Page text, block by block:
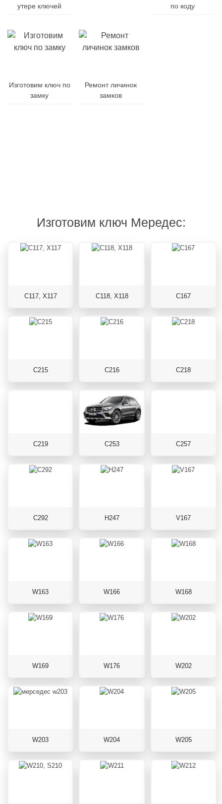
утере ключей по коду
Изготовим ключ по
замку
Ремонт личинок
замков
Изготовим ключ Мередес:
C117, X117 C118, X118 C167
C215 C216 C218
C219 C253 C257
C292 H247 V167
W163 W166 W168
W169 W176 W202
W203 W204 W205